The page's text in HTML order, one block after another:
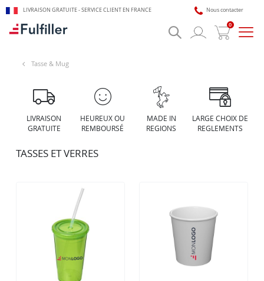
LIVRAISON GRATUITE - SERVICE CLIENT EN FRANCE Nous contacter
0
Tasse & Mug
LIVRAISON
GRATUITE
HEUREUX OU
REMBOURSÉ
MADE IN
REGIONS
LARGE CHOIX DE
REGLEMENTS
TASSES ET VERRES
🎯 Assistant impression Fulfiller